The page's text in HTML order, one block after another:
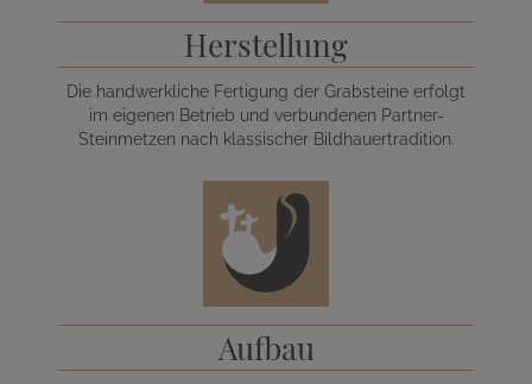
Herstellung
Die handwerkliche Fertigung der Grabsteine erfolgt
im eigenen Betrieb und verbundenen Partner-
Steinmetzen nach klassischer Bildhauertradition.
Aufbau